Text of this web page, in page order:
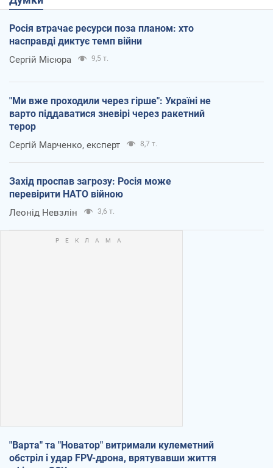
Росія втрачає ресурси поза планом: хто
насправді диктує темп війни
Сергій Місюра 9,5 т.
"Ми вже проходили через гірше": Україні не
варто піддаватися зневірі через ракетний
терор
Сергій Марченко, експерт 8,7 т.
Захід проспав загрозу: Росія може
перевірити НАТО війною
Леонід Невзлін 3,6 т.
"Варта" та "Новатор" витримали кулеметний
обстріл і удар FPV-дрона, врятувавши життя